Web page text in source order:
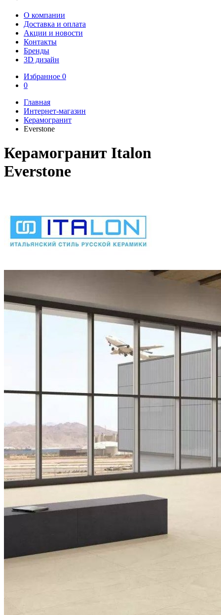
О компании
Доставка и оплата
Акции и новости
Контакты
Бренды
3D дизайн
Избранное 0
0
Главная
Интернет-магазин
Керамогранит
Everstone
Керамогранит Italon
Everstone